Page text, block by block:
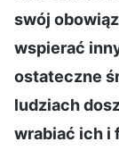
swój
wspierać
ostateczne
ludziach
wrabiać ich i